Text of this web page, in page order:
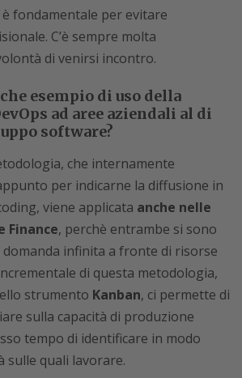
è fondamentale per evitare
C’è sempre molta
di venirsi incontro.
esempio di uso della
ad aree aziendali al di
software?
che internamente
per indicarne la diffusione in
viene applicata anche nelle
Finance, perchè entrambe si sono
infinita a fronte di risorse
di questa metodologia,
strumento Kanban, ci permette di
sulla capacità di produzione
tempo di identificare in modo
quali lavorare.